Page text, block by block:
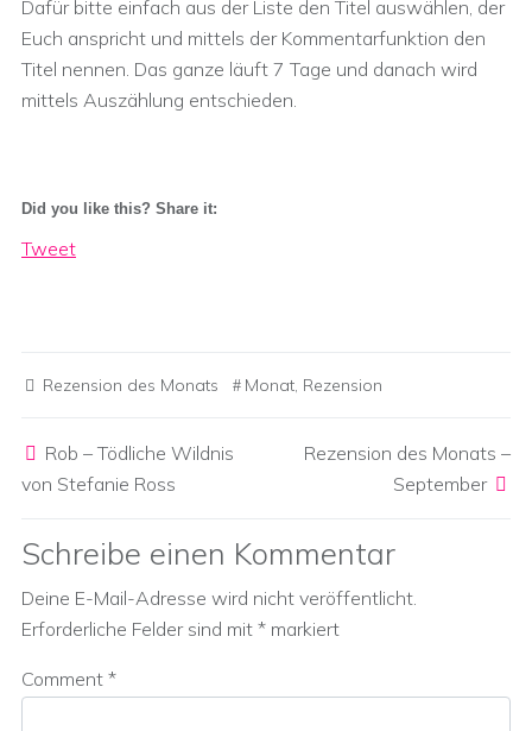
Dafür bitte einfach aus der Liste den Titel auswählen, der
Euch anspricht und mittels der Kommentarfunktion den
Titel nennen. Das ganze läuft 7 Tage und danach wird
mittels Auszählung entschieden.
Did you like this? Share it:
Tweet
Rezension des Monats Monat, Rezension
Rob – Tödliche Wildnis
von Stefanie Ross
Rezension des Monats –
September
Schreibe einen Kommentar
Deine E-Mail-Adresse wird nicht veröffentlicht.
Erforderliche Felder sind mit * markiert
Comment *